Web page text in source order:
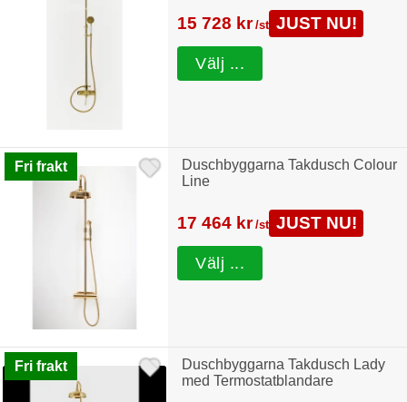
15 728 kr /st JUST NU!
Välj ...
Fri frakt
Duschbyggarna Takdusch Colour
Line
17 464 kr /st JUST NU!
Välj ...
Fri frakt
Duschbyggarna Takdusch Lady
med Termostatblandare